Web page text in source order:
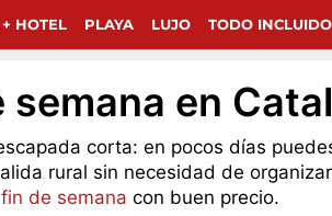
HOTEL PLAYA LUJO TODO INCLUIDO
en
corta: en pocos días
rural sin necesidad de
de semana con buen precio.